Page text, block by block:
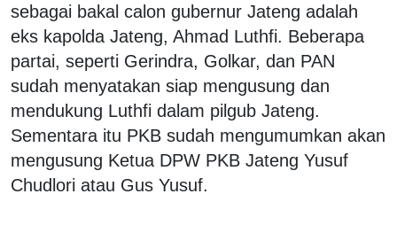
sebagai bakal calon gubernur Jateng adalah
eks kapolda Jateng, Ahmad Luthfi. Beberapa
partai, seperti Gerindra, Golkar, dan PAN
sudah menyatakan siap mengusung dan
mendukung Luthfi dalam pilgub Jateng.
Sementara itu PKB sudah mengumumkan akan
mengusung Ketua DPW PKB Jateng Yusuf
Chudlori atau Gus Yusuf.